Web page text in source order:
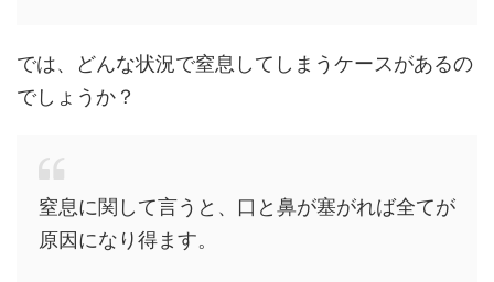
では、どんな状況で窒息してしまうケースがあるの
でしょうか？
窒息に関して言うと、口と鼻が塞がれば全てが
原因になり得ます。